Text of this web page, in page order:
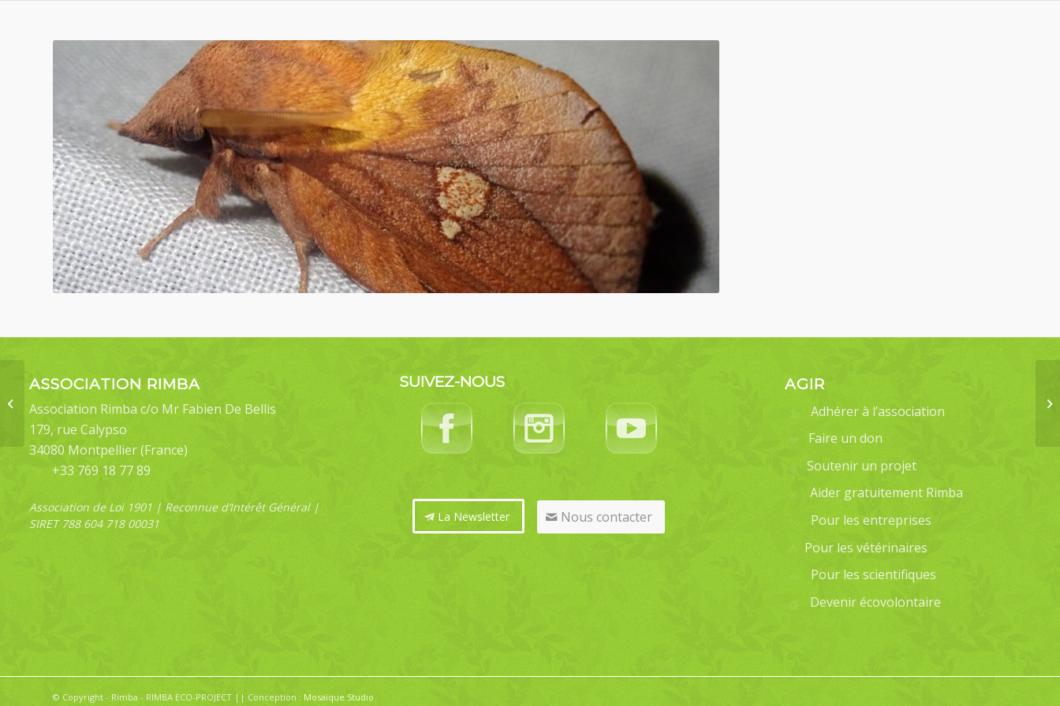
ASSOCIATION RIMBA
Association Rimba c/o Mr Fabien De Bellis
179, rue Calypso
34080 Montpellier (France)
+33 769 18 77 89
Association de Loi 1901 | Reconnue d’Intérêt Général |
SIRET 788 604 718 00031
SUIVEZ-NOUS
La Newsletter Nous contacter
AGIR
Adhérer à l’association
Faire un don
Soutenir un projet
Aider gratuitement Rimba
Pour les entreprises
Pour les vétérinaires
Pour les scientifiques
Devenir écovolontaire
© Copyright - Rimba - RIMBA ECO-PROJECT || Conception : Mosaïque Studio
Eugoa holocraspedon